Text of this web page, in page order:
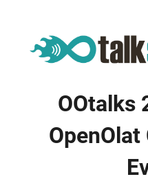
OOtalks